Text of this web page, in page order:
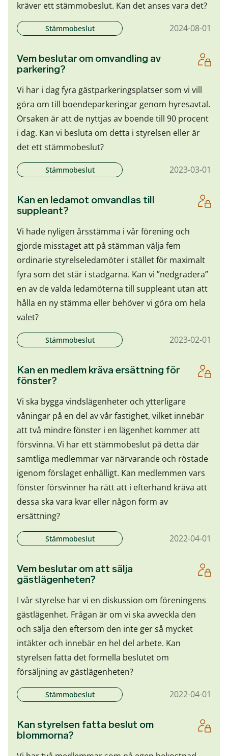
kräver ett stämmobeslut. Kan det anses vara det?
Stämmobeslut 2024-08-01
Vem beslutar om omvandling av
parkering?
Vi har i dag fyra gästparkeringsplatser som vi vill
göra om till boendeparkeringar genom hyresavtal.
Orsaken är att de nyttjas av boende till 90 procent
i dag. Kan vi besluta om detta i styrelsen eller är
det ett stämmobeslut?
Stämmobeslut 2023-03-01
Kan en ledamot omvandlas till
suppleant?
Vi hade nyligen årsstämma i vår förening och
gjorde misstaget att på stämman välja fem
ordinarie styrelseledamöter i stället för maximalt
fyra som det står i stadgarna. Kan vi ”nedgradera”
en av de valda ledamöterna till suppleant utan att
hålla en ny stämma eller behöver vi göra om hela
valet?
Stämmobeslut 2023-02-01
Kan en medlem kräva ersättning för
fönster?
Vi ska bygga vindslägenheter och ytterligare
våningar på en del av vår fastighet, vilket innebär
att två mindre fönster i en lägenhet kommer att
försvinna. Vi har ett stämmobeslut på detta där
samtliga medlemmar var närvarande och röstade
igenom förslaget enhälligt. Kan medlemmen vars
fönster försvinner ha rätt att i efterhand kräva att
dessa ska vara kvar eller någon form av
ersättning?
Stämmobeslut 2022-04-01
Vem beslutar om att sälja
gästlägenheten?
I vår styrelse har vi en diskussion om föreningens
gästlägenhet. Frågan är om vi ska avveckla den
och sälja den eftersom den inte ger så mycket
intäkter och innebär en hel del arbete. Kan
styrelsen fatta det formella beslutet om
försäljning av gästlägenheten?
Stämmobeslut 2022-04-01
Kan styrelsen fatta beslut om
blommorna?